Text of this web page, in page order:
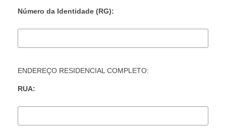
Número da Identidade (RG):
ENDEREÇO RESIDENCIAL COMPLETO:
RUA: